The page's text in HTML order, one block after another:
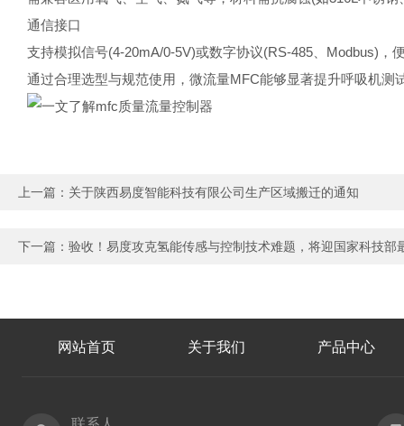
通信接口
支持模拟信号(4-20mA/0-5V)或数字协议(RS-485、Modbus)，
通过合理选型与规范使用，微流量MFC能够显著提升呼吸机
上一篇： 关于陕西易度智能科技有限公司生产区域搬迁的通知
下一篇： 验收！易度攻克氢能传感与控制技术难题，将迎国家科技部
网站首页 关于我们 产品中心